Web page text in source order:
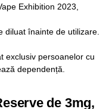
Exhibition 2023,
diluat înainte de utilizare.
exclusiv persoanelor cu
dependență.
de 3mg,